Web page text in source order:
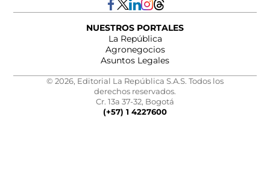
NUESTROS PORTALES
La República
Agronegocios
Asuntos Legales
© 2026, Editorial La República S.A.S. Todos los
derechos reservados.
Cr. 13a 37-32, Bogotá
(+57) 1 4227600